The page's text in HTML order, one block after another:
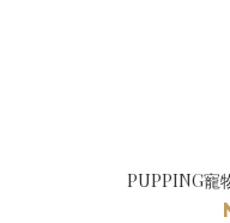
PUPPING寵